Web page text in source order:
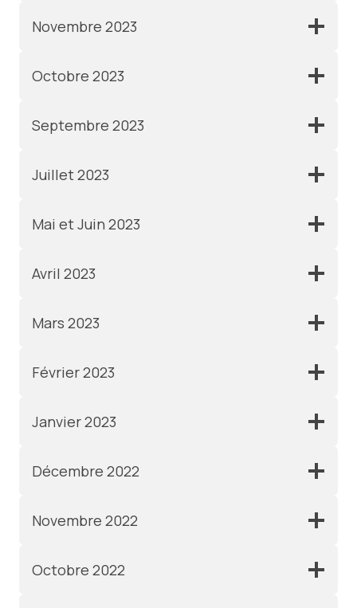
Novembre 2023
Octobre 2023
Septembre 2023
Juillet 2023
Mai et Juin 2023
Avril 2023
Mars 2023
Février 2023
Janvier 2023
Décembre 2022
Novembre 2022
Octobre 2022